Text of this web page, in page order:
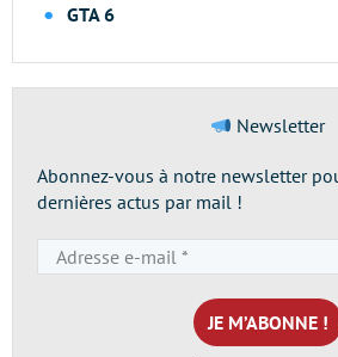
GTA 6
Newsletter
Abonnez-vous à notre newsletter
dernières actus par mail !
e-
mail
*